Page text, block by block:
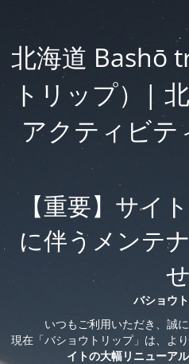
北海道 Bashō
トリップ）|
アクティビテ
【重要】サイ
に伴うメンテ
せ
バショウ
いつもご利用いただき、誠
現在「バショウトリップ」は、よ
イトの大幅リニューアル